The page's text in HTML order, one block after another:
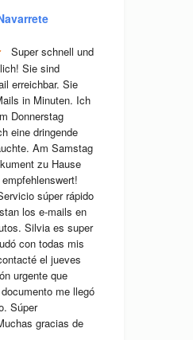
Super schnell und
Sie sind
erreichbar. Sie
in Minuten. Ich
Donnerstag
eine dringende
Am Samstag
zu Hause
súper rápido
los e-mails en
Silvia es super
con todas mis
el jueves
urgente que
me llegó
Súper
gracias de